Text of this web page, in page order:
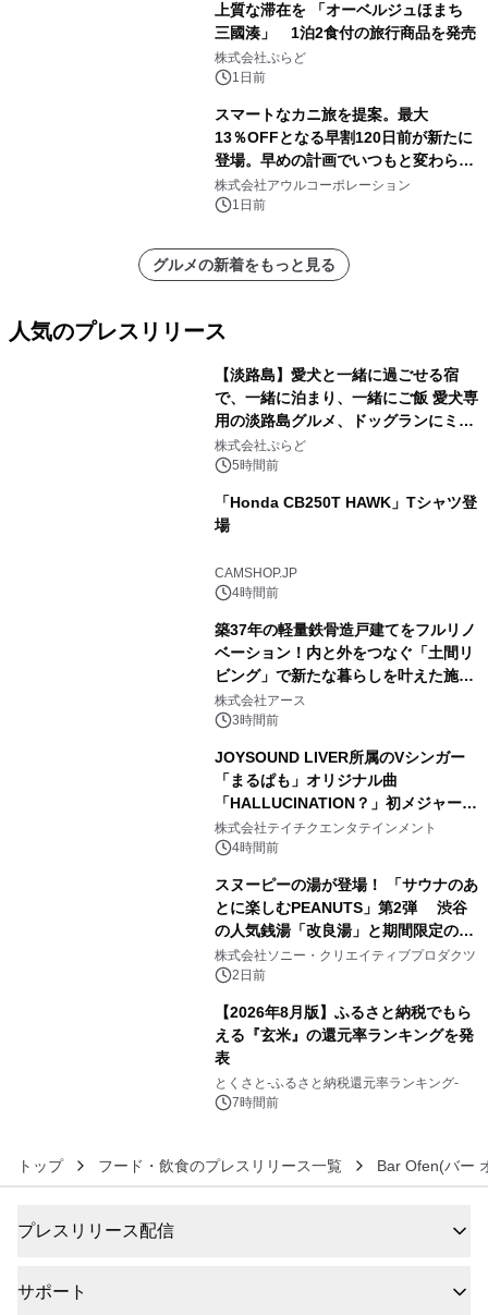
上質な滞在を 「オーベルジュほまち
三國湊」 1泊2食付の旅行商品を発売
株式会社ぷらど
1日前
スマートなカニ旅を提案。最大
13％OFFとなる早割120日前が新たに
登場。早めの計画でいつもと変わらぬ
大人の冬旅を。ー夕日ヶ浦温泉「佳松
苑 別邸ふうか」ー
株式会社アウルコーポレーション
1日前
グルメの新着をもっと見る
人気のプレスリリース
【淡路島】愛犬と一緒に過ごせる宿
で、一緒に泊まり、一緒にご飯 愛犬専
用の淡路島グルメ、ドッグランにミニ
プール グランピングとトレーラーハウ
スの2施設で
株式会社ぷらど
5時間前
「Honda CB250T HAWK」Tシャツ登
場
CAMSHOP.JP
4時間前
築37年の軽量鉄骨造戸建てをフルリノ
ベーション！内と外をつなぐ「土間リ
ビング」で新たな暮らしを叶えた施工
事例を株式会社アースが公開
株式会社アース
3時間前
JOYSOUND LIVER所属のVシンガー
「まるぱも」オリジナル曲
「HALLUCINATION？」初メジャー配
信リリース決定！
株式会社テイチクエンタテインメント
4時間前
スヌーピーの湯が登場！ 「サウナのあ
とに楽しむPEANUTS」第2弾 渋谷
の人気銭湯「改良湯」と期間限定のコ
ラボレーション サウナイキタイコラ
ボグッズも発売決定！
株式会社ソニー・クリエイティブプロダクツ
2日前
【2026年8月版】ふるさと納税でもら
える『玄米』の還元率ランキングを発
表
とくさと-ふるさと納税還元率ランキング-
7時間前
トップ フード・飲食のプレスリリース一覧 Bar Ofen(バー
プレスリリース配信
サポート